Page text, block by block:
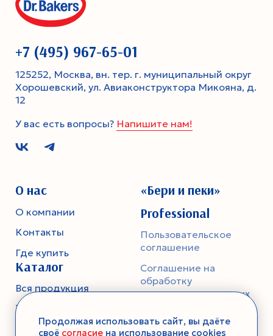
+7 (495) 967-65-01
125252, Москва, вн. тер. г. муниципальный округ
Хорошевский, ул. Авиаконструктора Микояна, д.
12
У вас есть вопросы? Напишите нам!
О нас
О компании
Контакты
Где купить
Каталог
Вся продукция
Тесто
Смеси-помощники
«Бери и пеки»
Professional
Пользовательское
соглашение
Соглашение на
обработку
персональных данных
конфиденциальности
Продолжая использовать сайт, вы даёте
своё согласие на использование cookies